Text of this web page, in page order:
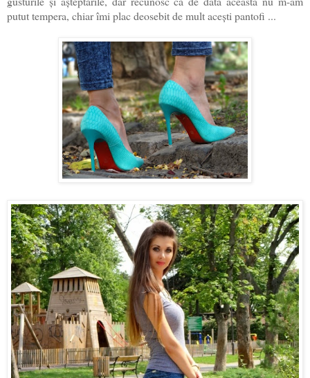
putut tempera, chiar îmi plac deosebit de mult acești pantofi ...